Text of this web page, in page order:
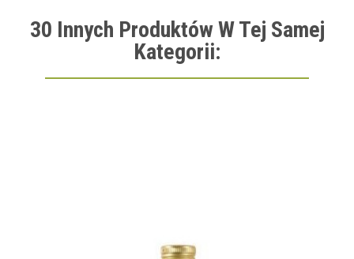
30 Innych Produktów W Tej Samej
Kategorii: